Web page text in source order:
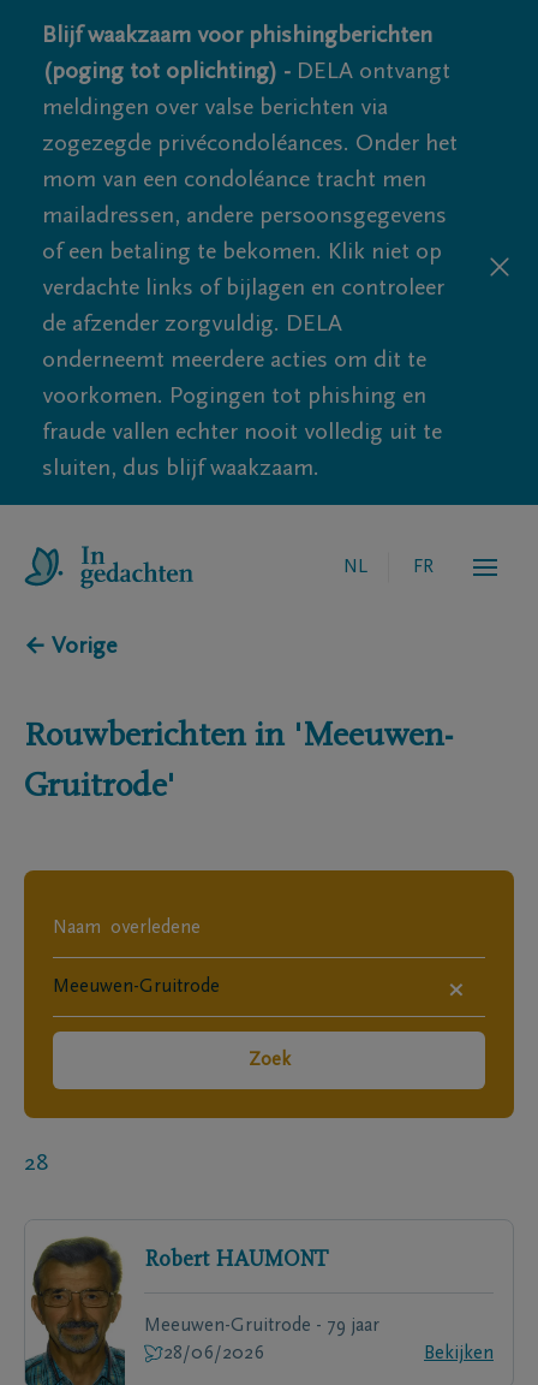
Blijf waakzaam voor phishingberichten
(poging tot oplichting) - DELA ontvangt
meldingen over valse berichten via
zogezegde privécondoléances. Onder het
mom van een condoléance tracht men
mailadressen, andere persoonsgegevens
of een betaling te bekomen. Klik niet op
verdachte links of bijlagen en controleer
de afzender zorgvuldig. DELA
onderneemt meerdere acties om dit te
voorkomen. Pogingen tot phishing en
fraude vallen echter nooit volledig uit te
sluiten, dus blijf waakzaam.
NL FR
← Vorige
Rouwberichten in 'Meeuwen-
Gruitrode'
×
Zoek
28
Robert HAUMONT
Meeuwen-Gruitrode - 79 jaar
28/06/2026
Bekijken